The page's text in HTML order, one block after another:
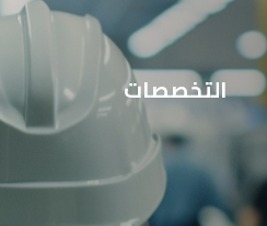
التخصصات